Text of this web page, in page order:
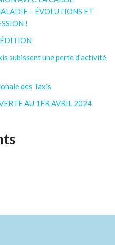
– ÉVOLUTIONS ET
!
subissent une perte d’activité
des Taxis
AU 1ER AVRIL 2024